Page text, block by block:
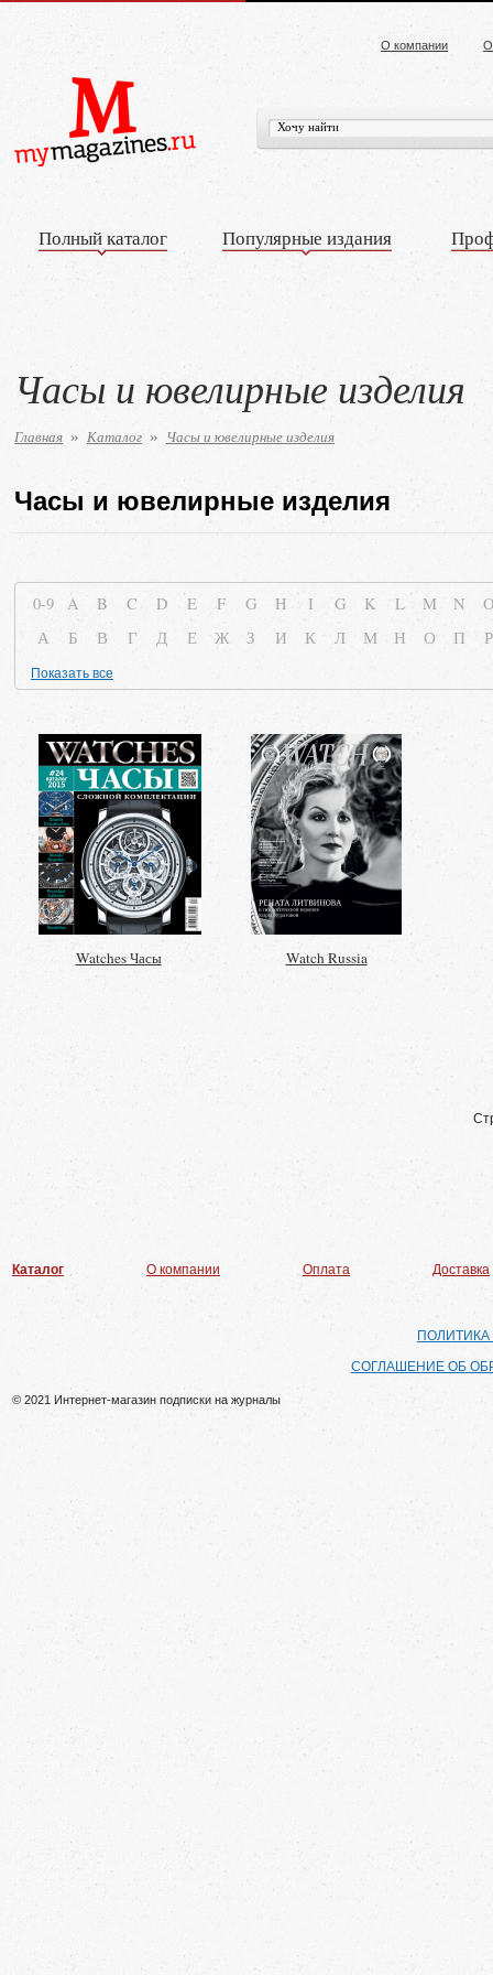
О компании
Полный каталог Популярные издания
Часы и ювелирные изделия
Главная » Каталог » Часы и ювелирные изделия
Часы и ювелирные изделия
0-9 A B C D E F G H I G K L M N
А
Б В Г Д Е Ж З И К Л М Н О П Р
Показать все
Watches Часы Watch Russia
Каталог О компании Оплата Доставка
СОГЛАШЕНИЕ ОБ
© 2021 Интернет-магазин подписки на журналы